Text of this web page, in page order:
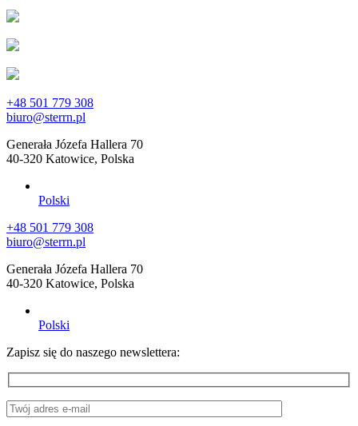
+48 501 779 308
biuro@sterrn.pl
Generała Józefa Hallera 70
40-320 Katowice, Polska
Polski
+48 501 779 308
biuro@sterrn.pl
Generała Józefa Hallera 70
40-320 Katowice, Polska
Polski
Zapisz się do naszego newslettera: